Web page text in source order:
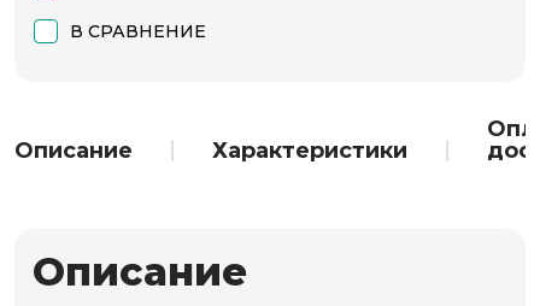
В СРАВНЕНИЕ
Описание Характеристики
Описание